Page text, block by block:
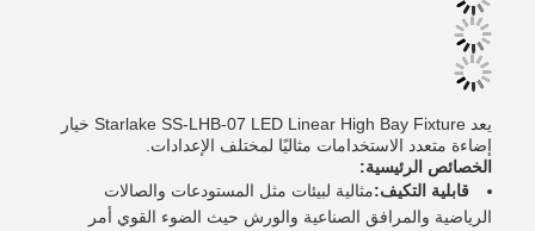
يعد Starlake SS-LHB-07 LED Linear High Bay Fixture خيار
إضاءة متعدد الاستخدامات مثاليًا لمختلف الإعدادات.
الخصائص الرئيسية:
قابلية التكيف:مثالية لبيئات مثل المستودعات والصالات
الرياضية والمرافق الصناعية والورش حيث الضوء القوي أمر